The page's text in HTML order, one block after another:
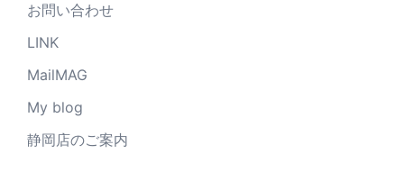
お問い合わせ
LINK
MailMAG
My blog
静岡店のご案内